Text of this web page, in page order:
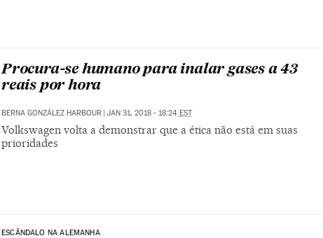
Procura-se humano para inalar gases a 43
reais por hora
BERNA GONZÁLEZ HARBOUR JAN 31, 2018 - 18:24 EST
Volkswagen volta a demonstrar que a ética não está em suas
prioridades
ESCÂNDALO NA ALEMANHA